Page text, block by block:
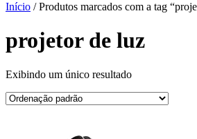
Início / Produtos marcados com a tag
projetor de luz
Exibindo um único resultado